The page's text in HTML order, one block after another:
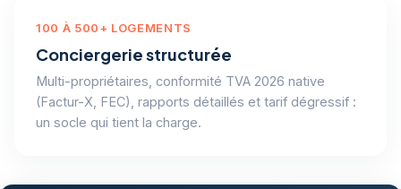
100 À 500+ LOGEMENTS
Conciergerie structurée
Multi-propriétaires, conformité TVA 2026 native
(Factur-X, FEC), rapports détaillés et tarif dégressif :
un socle qui tient la charge.